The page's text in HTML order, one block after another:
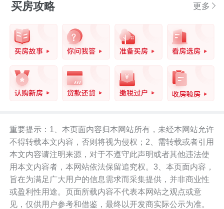
买房攻略 更多
重要提示：1、本页面内容归本网站所有，未经本网站允许
不得转载本文内容，否则将视为侵权；2、需转载或者引用
本文内容请注明来源，对于不遵守此声明或者其他违法使
用本文内容者，本网站依法保留追究权。3、本页面内容，
旨在为满足广大用户的信息需求而采集提供，并非商业性
或盈利性用途。页面所载内容不代表本网站之观点或意
见，仅供用户参考和借鉴，最终以开发商实际公示为准。